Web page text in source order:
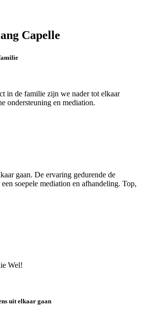
Capelle
in de familie zijn we nader tot elkaar
ondersteuning en mediation.
gaan. De ervaring gedurende de
soepele mediation en afhandeling. Top,
Wel!
uit elkaar gaan